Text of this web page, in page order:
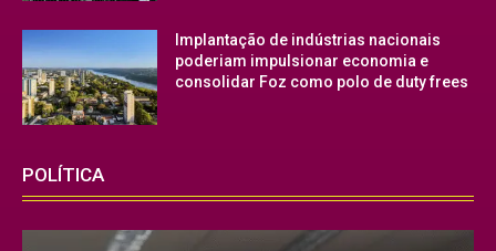
Implantação de indústrias nacionais
poderiam impulsionar economia e
consolidar Foz como polo de duty frees
POLÍTICA